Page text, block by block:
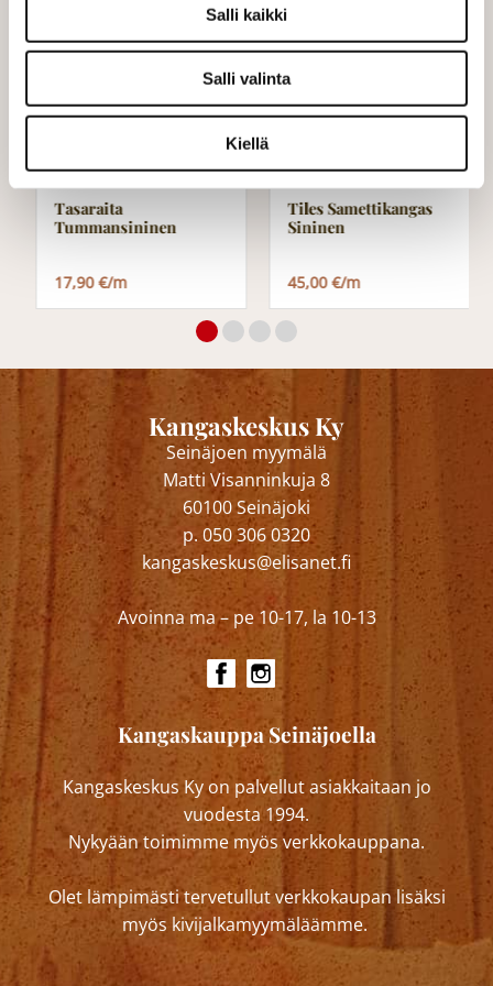
Salli kaikki
Salli valinta
Kiellä
Tasaraita
Tummansininen
17,90 €/m
Tiles Samettikangas
Sininen
45,00 €/m
Kangaskeskus Ky
Seinäjoen myymälä
Matti Visanninkuja 8
60100 Seinäjoki
p. 050 306 0320
kangaskeskus@elisanet.fi
Avoinna ma – pe 10-17, la 10-13
Kangaskauppa Seinäjoella
Kangaskeskus Ky on palvellut asiakkaitaan jo
vuodesta 1994.
Nykyään toimimme myös verkkokauppana.
Olet lämpimästi tervetullut verkkokaupan lisäksi
myös kivijalkamyymäläämme.